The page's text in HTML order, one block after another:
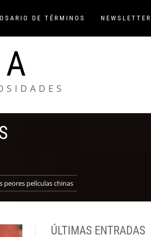
DE TÉRMINOS NEWSLETTER
peores películas chinas
ÚLTIMAS ENTRADAS